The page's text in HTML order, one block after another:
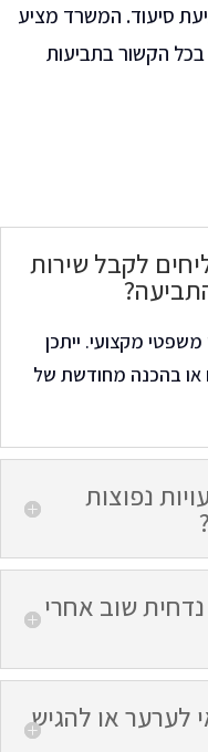
סיעוד. המשרד מציע
בכל הקשור בתביעות
לקבל שירות
מקצועי. ייתכן
או בהכנה מחודשת של
נפוצות
שוב אחרי
לערער או להגיש